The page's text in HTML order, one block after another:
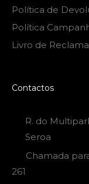
Política de
Política
Livro de
Contactos
R. do
Seroa
Chamada
261